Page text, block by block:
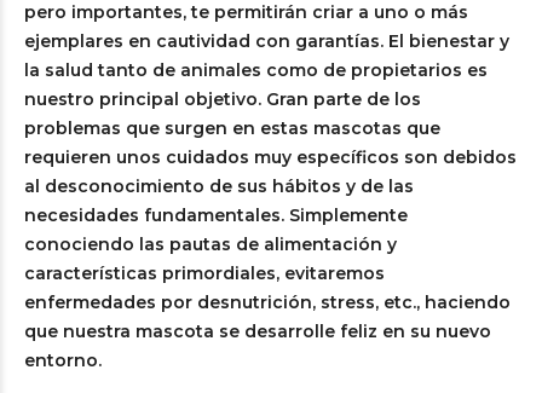
pero importantes, te permitirán criar a uno o más
ejemplares en cautividad con garantías. El bienestar y
la salud tanto de animales como de propietarios es
nuestro principal objetivo. Gran parte de los
problemas que surgen en estas mascotas que
requieren unos cuidados muy específicos son debidos
al desconocimiento de sus hábitos y de las
necesidades fundamentales. Simplemente
conociendo las pautas de alimentación y
características primordiales, evitaremos
enfermedades por desnutrición, stress, etc., haciendo
que nuestra mascota se desarrolle feliz en su nuevo
entorno.